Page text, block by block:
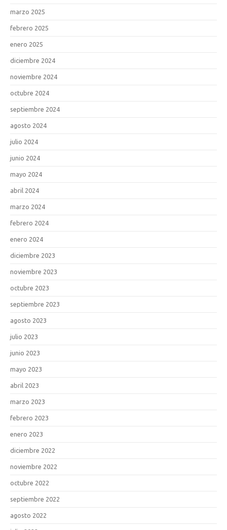
marzo 2025
febrero 2025
enero 2025
diciembre 2024
noviembre 2024
octubre 2024
septiembre 2024
agosto 2024
julio 2024
junio 2024
mayo 2024
abril 2024
marzo 2024
febrero 2024
enero 2024
diciembre 2023
noviembre 2023
octubre 2023
septiembre 2023
agosto 2023
julio 2023
junio 2023
mayo 2023
abril 2023
marzo 2023
febrero 2023
enero 2023
diciembre 2022
noviembre 2022
octubre 2022
septiembre 2022
agosto 2022